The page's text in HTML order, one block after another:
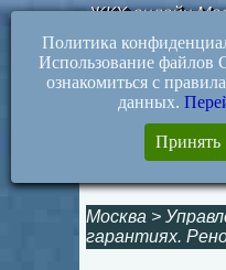
ЖКХ-
Москва >
гарантиях.
Политика
Использование файлов
ознакомиться с
данных.
Принять